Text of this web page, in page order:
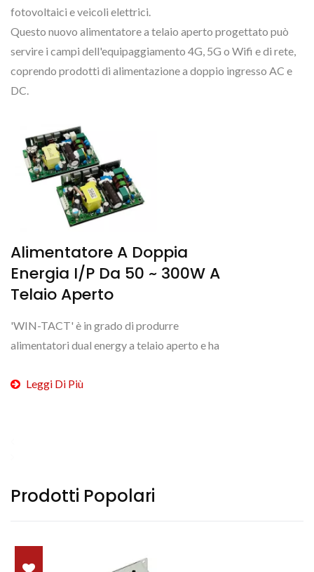
fotovoltaici e veicoli elettrici.
Questo nuovo alimentatore a telaio aperto progettato può
servire i campi dell'equipaggiamento 4G, 5G o Wifi e di rete,
coprendo prodotti di alimentazione a doppio ingresso AC e
DC.
Alimentatore A Doppia
Energia I/P Da 50 ~ 300W A
Telaio Aperto
'WIN-TACT' è in grado di produrre
alimentatori dual energy a telaio aperto e ha
aziende di apparecchiature...
Leggi Di Più
Prodotti Popolari